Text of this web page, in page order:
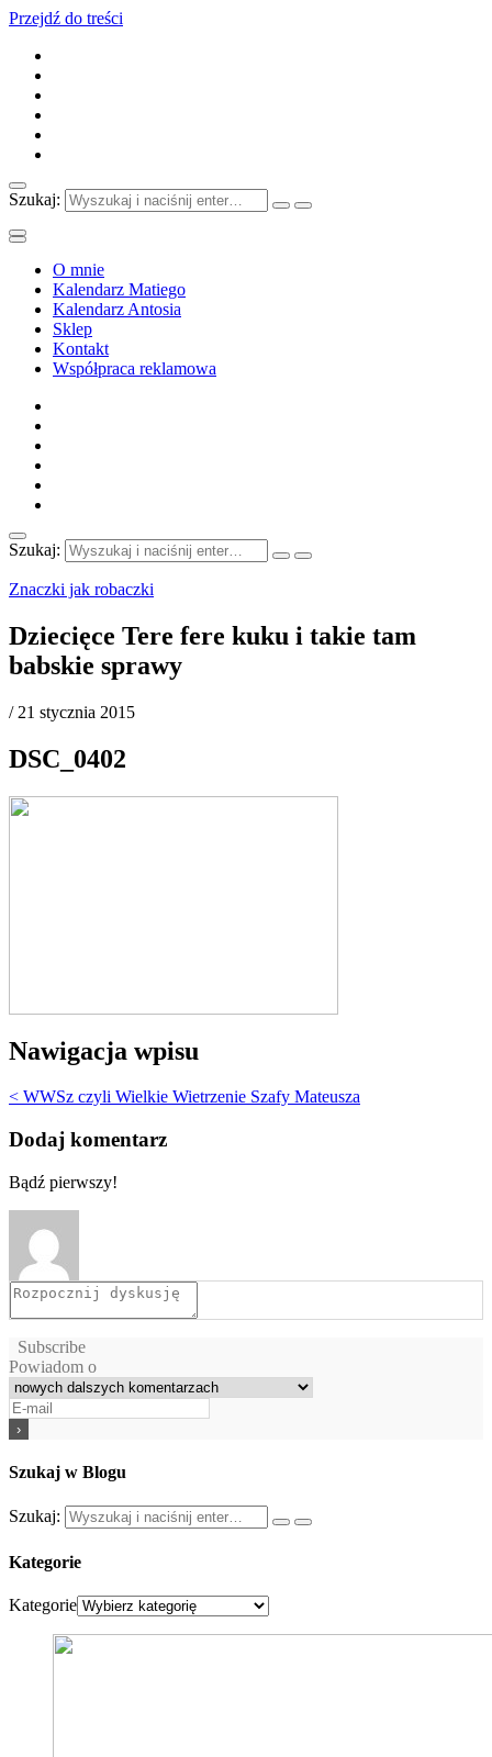
Przejdź do treści
Szukaj:
O mnie
Kalendarz Matiego
Kalendarz Antosia
Sklep
Kontakt
Współpraca reklamowa
Szukaj:
Znaczki jak robaczki
Dziecięce Tere fere kuku i takie tam
babskie sprawy
/ 21 stycznia 2015
DSC_0402
Nawigacja wpisu
< WWSz czyli Wielkie Wietrzenie Szafy Mateusza
Dodaj komentarz
Bądź pierwszy!
Subscribe
Powiadom o
Szukaj w Blogu
Szukaj:
Kategorie
Kategorie